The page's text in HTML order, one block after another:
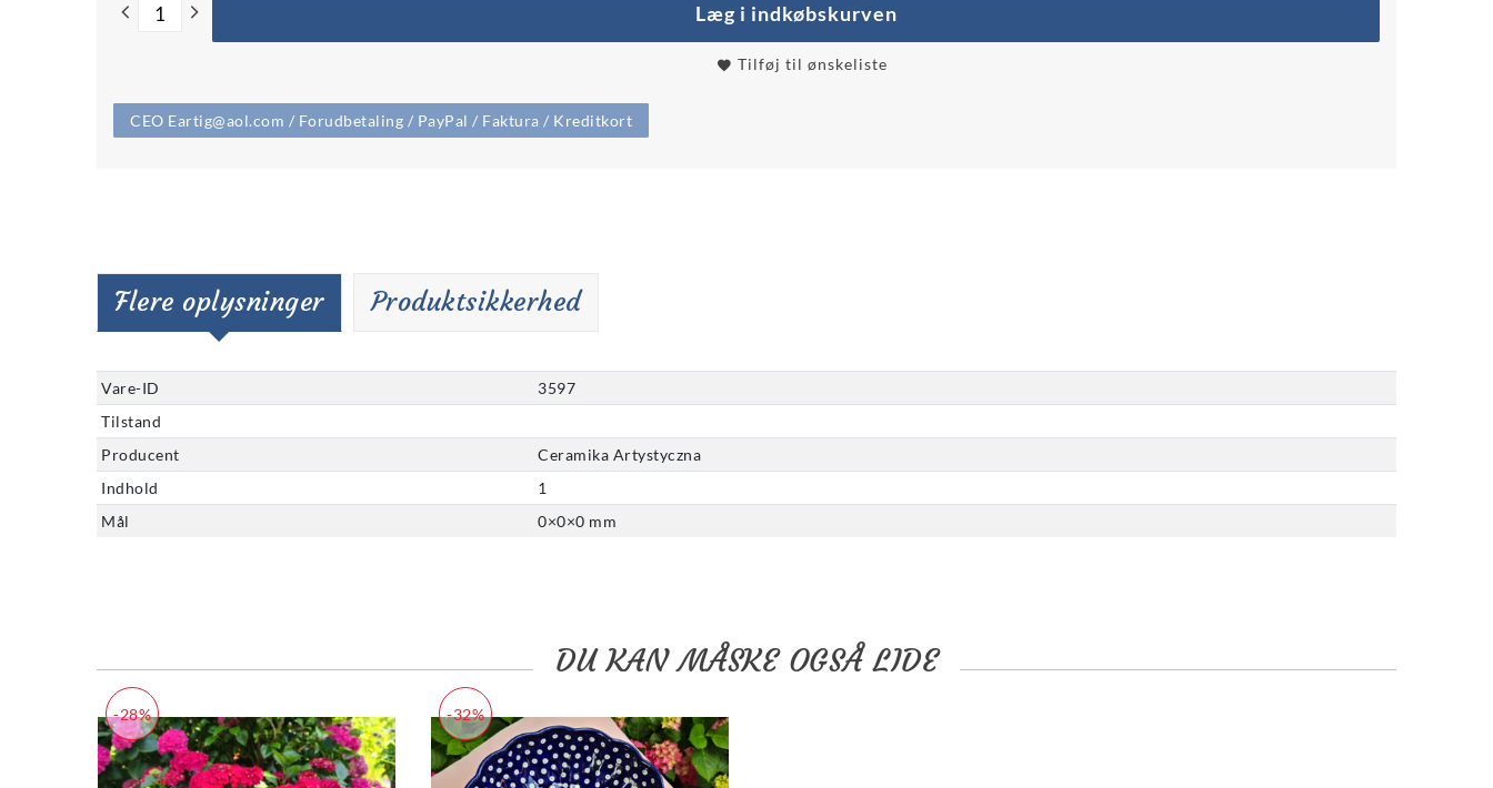
Læg i indkøbskurven
Tilføj til ønskeliste
CEO Eartig@aol.com / Forudbetaling / PayPal / Faktura / Kreditkort
Flere oplysninger Produktsikkerhed
Vare-ID
3597
Tilstand
Producent
Ceramika Artystyczna
Indhold
1
Mål
0×0×0 mm
DU KAN MÅSKE OGSÅ LIDE
-28% -32%